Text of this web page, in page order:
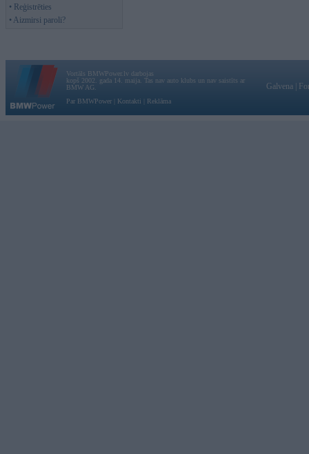
• Reģistrēties
• Aizmirsi paroli?
Vortāls BMWPower.lv darbojas
kopš 2002. gada 14. maija. Tas nav auto klubs un nav saistīts ar
BMW AG.
Par BMWPower
Kontakti Reklāma
Galvena